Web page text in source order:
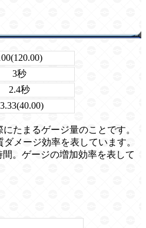
3秒
2.4秒
たまるゲージ量のことです。
メージ効率を表しています。
。ゲージの増加効率を表して